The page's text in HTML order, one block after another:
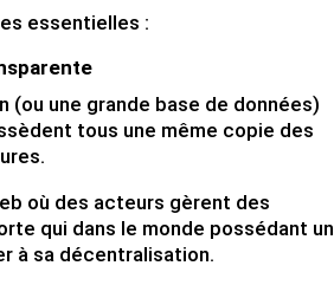
essentielles :
(ou une grande base de données)
tous une même copie des
où des acteurs gèrent des
qui dans le monde possédant un
à sa décentralisation.